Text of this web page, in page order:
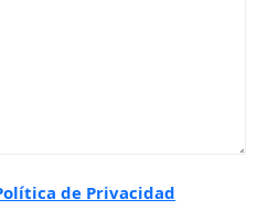
de Privacidad